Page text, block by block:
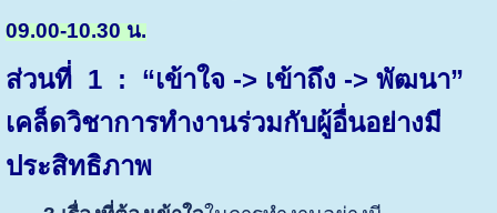
09.00-10.30 น.
ส่วนที่ 1 : “เข้าใจ -> เข้าถึง -> พัฒนา”
เคล็ดวิชาการทำงานร่วมกับผู้อื่นอย่างมี
ประสิทธิภาพ